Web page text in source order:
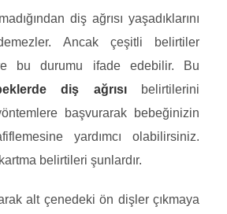
diş ağrısı yaşadıklarını
Ancak çeşitli belirtiler
bu durumu ifade edebilir. Bu
diş ağrısıbelirtilerini
başvurarak bebeğinizin
yardımcı olabilirsiniz.
belirtileri şunlardır.
alt çenedeki ön dişler çıkmaya